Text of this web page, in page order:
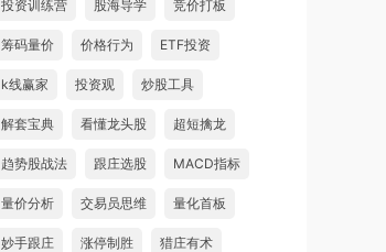
投资训练营 股海导学 竞价打板
筹码量价 价格行为 ETF投资
k线赢家 投资观 炒股工具
解套宝典 看懂龙头股 超短擒龙
趋势股战法 跟庄选股 MACD指标
量价分析 交易员思维 量化首板
妙手跟庄 涨停制胜 猎庄有术